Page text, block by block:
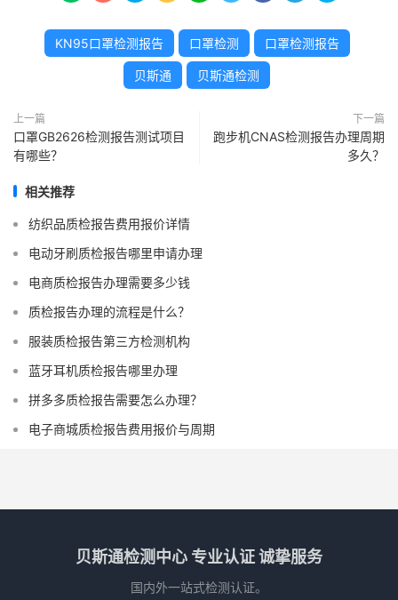
KN95口罩检测报告 口罩检测 口罩检测报告
贝斯通 贝斯通检测
上一篇
口罩GB2626检测报告测试项目
有哪些？
下一篇
跑步机CNAS检测报告办理周期
多久？
相关推荐
纺织品质检报告费用报价详情
电动牙刷质检报告哪里申请办理
电商质检报告办理需要多少钱
质检报告办理的流程是什么？
服装质检报告第三方检测机构
蓝牙耳机质检报告哪里办理
拼多多质检报告需要怎么办理？
电子商城质检报告费用报价与周期
贝斯通检测中心 专业认证 诚挚服务
国内外一站式检测认证。